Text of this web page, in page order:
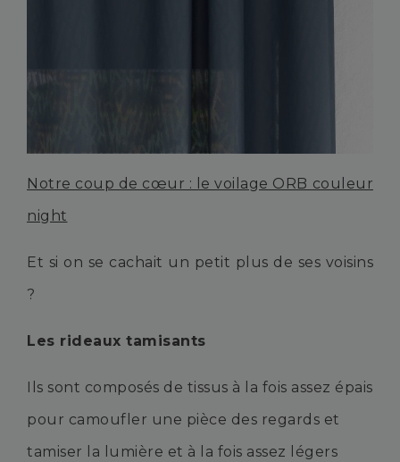
Notre coup de cœur : le voilage ORB couleur
night
Et si on se cachait un petit plus de ses voisins
?
Les rideaux tamisants
Ils sont composés de tissus à la fois assez épais
pour camoufler une pièce des regards et
tamiser la lumière et à la fois assez légers